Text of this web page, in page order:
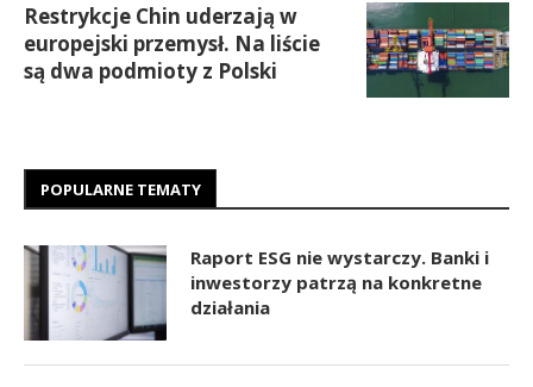
Restrykcje Chin uderzają w
europejski przemysł. Na liście
są dwa podmioty z Polski
POPULARNE TEMATY
Raport ESG nie wystarczy. Banki i
inwestorzy patrzą na konkretne
działania